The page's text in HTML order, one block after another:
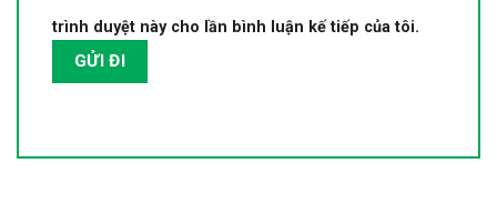
trình duyệt này cho lần bình luận kế tiếp của tôi.